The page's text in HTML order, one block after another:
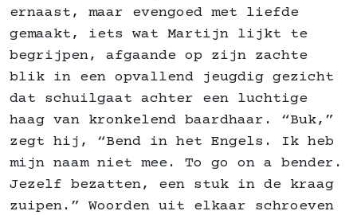
ernaast, maar evengoed met liefde
gemaakt, iets wat Martijn lijkt te
begrijpen, afgaande op zijn zachte
blik in een opvallend jeugdig gezicht
dat schuilgaat achter een luchtige
haag van kronkelend baardhaar. “Buk,”
zegt hij, “Bend in het Engels. Ik heb
mijn naam niet mee. To go on a bender.
Jezelf bezatten, een stuk in de kraag
zuipen.” Woorden uit elkaar schroeven